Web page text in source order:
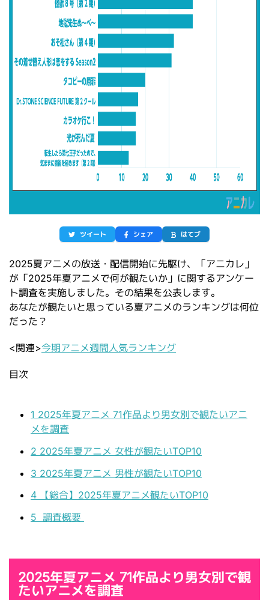
ツイート シェア はてブ
2025夏アニメの放送・配信開始に先駆け、「アニカレ」
が「2025年夏アニメで何が観たいか」に関するアンケー
ト調査を実施しました。その結果を公表します。
あなたが観たいと思っている夏アニメのランキングは何位
だった？
<関連>今期アニメ週間人気ランキング
目次
1 2025年夏アニメ 71作品より男女別で観たいアニ
メを調査
2 2025年夏アニメ 女性が観たいTOP10
3 2025年夏アニメ 男性が観たいTOP10
4 【総合】2025年夏アニメ観たいTOP10
5 調査概要
2025年夏アニメ 71作品より男女別で観
たいアニメを調査